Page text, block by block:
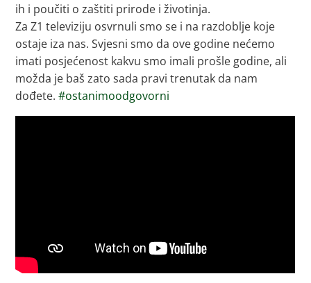
ih i poučiti o zaštiti prirode i životinja.
Za Z1 televiziju osvrnuli smo se i na razdoblje koje
ostaje iza nas. Svjesni smo da ove godine nećemo
imati posjećenost kakvu smo imali prošle godine, ali
možda je baš zato sada pravi trenutak da nam
dođete.#ostanimoodgovorni